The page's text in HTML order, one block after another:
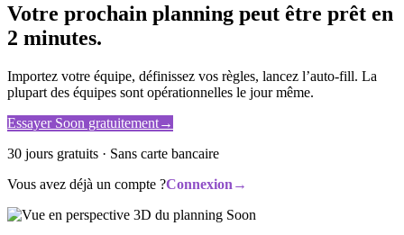
Votre prochain planning peut être prêt en
2 minutes.
Importez votre équipe, définissez vos règles, lancez l’auto-fill. La
plupart des équipes sont opérationnelles le jour même.
Essayer Soon gratuitement→
30 jours gratuits · Sans carte bancaire
Vous avez déjà un compte ?Connexion →